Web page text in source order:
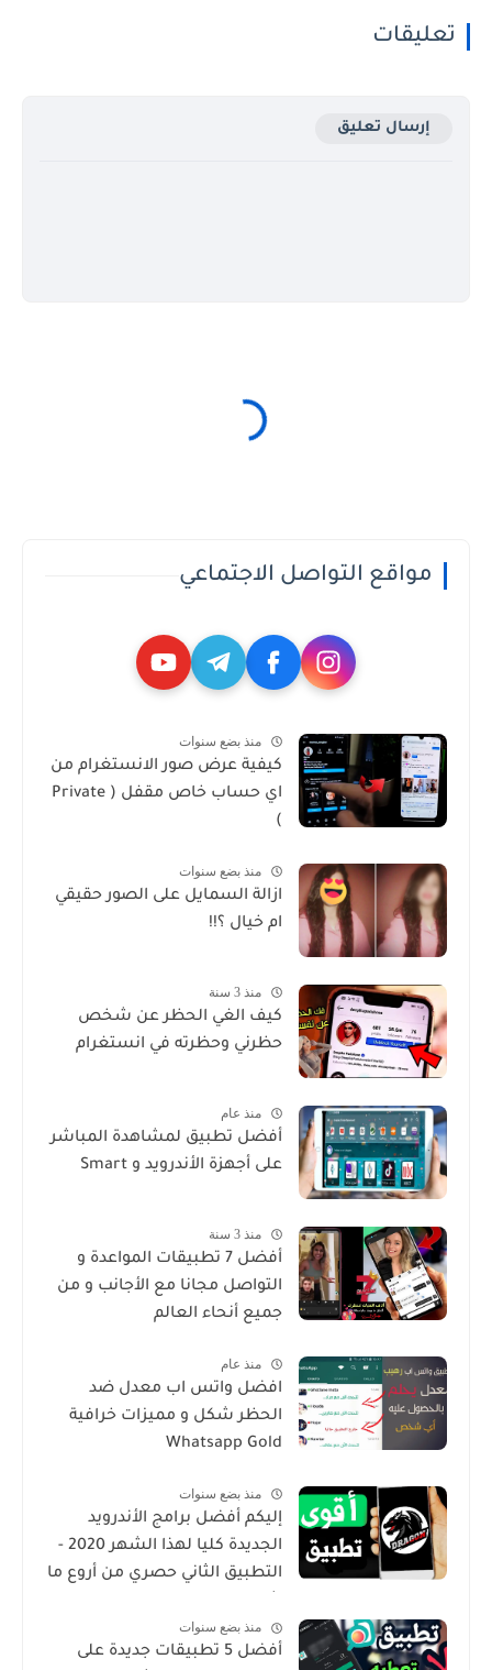
تعليقات
إرسال تعليق
مواقع التواصل الاجتماعي
منذ بضع سنوات
كيفية عرض صور الانستغرام من
اي حساب خاص مقفل ( Private
)
منذ بضع سنوات
ازالة السمايل على الصور حقيقي
ام خيال ؟!!
منذ 3 سنة
كيف الغي الحظر عن شخص
حظرني وحظرته في انستغرام
منذ عام
أفضل تطبيق لمشاهدة المباشر
على أجهزة الأندرويد و Smart
منذ 3 سنة
أفضل 7 تطبيقات المواعدة و
التواصل مجانا مع الأجانب و من
جميع أنحاء العالم
منذ عام
افضل واتس اب معدل ضد
الحظر شكل و مميزات خرافية
Whatsapp Gold
منذ بضع سنوات
إليكم أفضل برامج الأندرويد
الجديدة كليا لهذا الشهر 2020 -
التطبيق الثاني حصري من أروع ما
منذ بضع سنوات
أفضل 5 تطبيقات جديدة على